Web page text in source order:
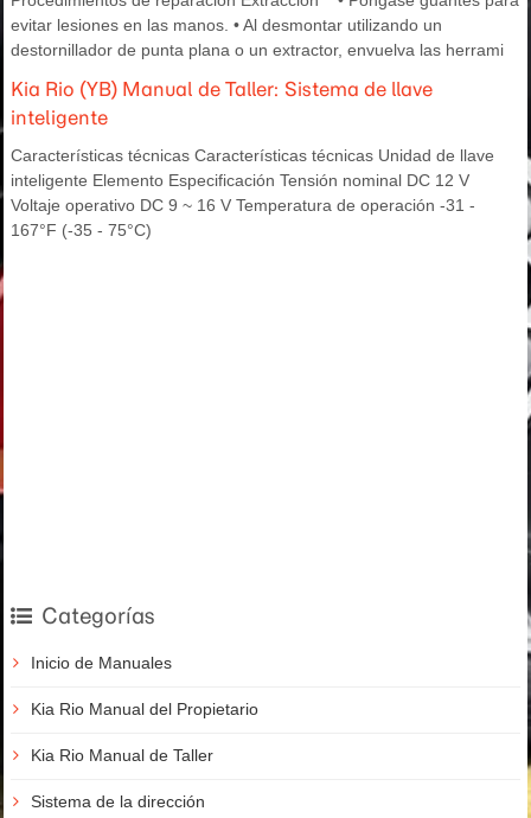
evitar lesiones en las manos. • Al desmontar utilizando un
destornillador de punta plana o un extractor, envuelva las herrami
Kia Rio (YB) Manual de Taller: Sistema de llave
inteligente
Características técnicas Características técnicas Unidad de llave
inteligente Elemento Especificación Tensión nominal DC 12 V
Voltaje operativo DC 9 ~ 16 V Temperatura de operación -31 -
167°F (-35 - 75°C)
Categorías
Inicio de Manuales
Kia Rio Manual del Propietario
Kia Rio Manual de Taller
Sistema de la dirección